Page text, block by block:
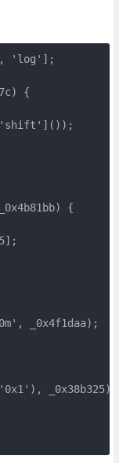
'log'];
{
{
_0x4f1daa);
_0x38b325);